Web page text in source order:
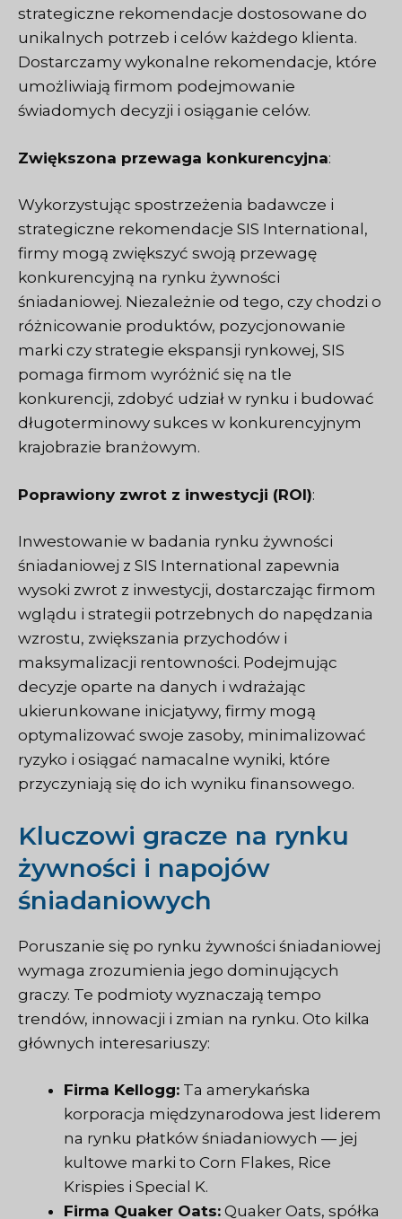
strategiczne rekomendacje dostosowane do
unikalnych potrzeb i celów każdego klienta.
Dostarczamy wykonalne rekomendacje, które
umożliwiają firmom podejmowanie
świadomych decyzji i osiąganie celów.
Zwiększona przewaga konkurencyjna:
Wykorzystując spostrzeżenia badawcze i
strategiczne rekomendacje SIS International,
firmy mogą zwiększyć swoją przewagę
konkurencyjną na rynku żywności
śniadaniowej. Niezależnie od tego, czy chodzi o
różnicowanie produktów, pozycjonowanie
marki czy strategie ekspansji rynkowej, SIS
pomaga firmom wyróżnić się na tle
konkurencji, zdobyć udział w rynku i budować
długoterminowy sukces w konkurencyjnym
krajobrazie branżowym.
Poprawiony zwrot z inwestycji (ROI):
Inwestowanie w badania rynku żywności
śniadaniowej z SIS International zapewnia
wysoki zwrot z inwestycji, dostarczając firmom
wglądu i strategii potrzebnych do napędzania
wzrostu, zwiększania przychodów i
maksymalizacji rentowności. Podejmując
decyzje oparte na danych i wdrażając
ukierunkowane inicjatywy, firmy mogą
optymalizować swoje zasoby, minimalizować
ryzyko i osiągać namacalne wyniki, które
przyczyniają się do ich wyniku finansowego.
Kluczowi gracze na rynku
żywności i napojów
śniadaniowych
Poruszanie się po rynku żywności śniadaniowej
wymaga zrozumienia jego dominujących
graczy. Te podmioty wyznaczają tempo
trendów, innowacji i zmian na rynku. Oto kilka
głównych interesariuszy:
Firma Kellogg: Ta amerykańska
korporacja międzynarodowa jest liderem
na rynku płatków śniadaniowych — jej
kultowe marki to Corn Flakes, Rice
Krispies i Special K.
Firma Quaker Oats: Quaker Oats, spółka